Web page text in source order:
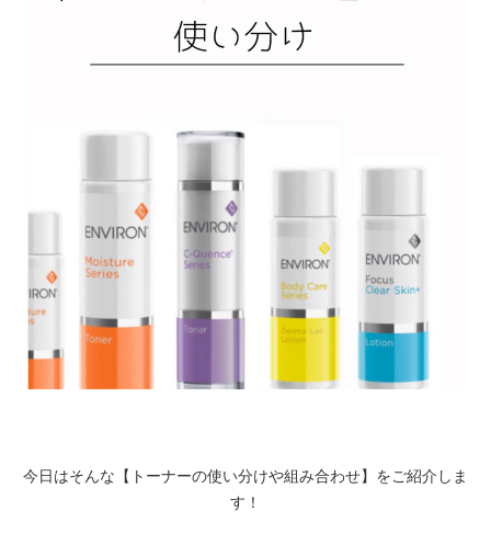
今日はそんな【トーナーの使い分けや組み合わせ】をご紹介しま
す！